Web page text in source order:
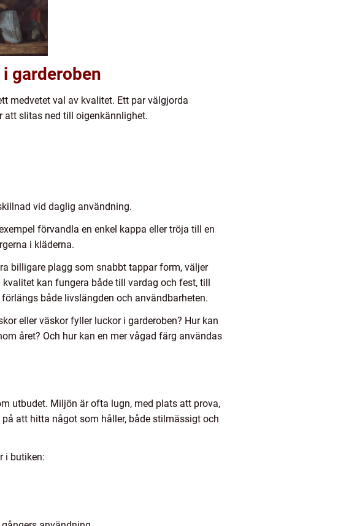
garderoben
medvetet val av kvalitet. Ett par välgjorda
att slitas ned till oigenkännlighet.
vid daglig användning.
förvandla en enkel kappa eller tröja till en
i kläderna.
billigare plagg som snabbt tappar form, väljer
kan fungera både till vardag och fest, till
både livslängden och användbarheten.
eller väskor fyller luckor i garderoben? Hur kan
året? Och hur kan en mer vågad färg användas
utbudet. Miljön är ofta lugn, med plats att prova,
att hitta något som håller, både stilmässigt och
i butiken: